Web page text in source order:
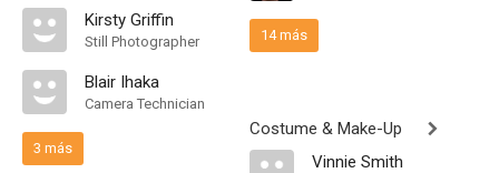
Kirsty Griffin
Still Photographer
Blair Ihaka
Camera Technician
3 más
14 más
Costume & Make-Up
Vinnie Smith